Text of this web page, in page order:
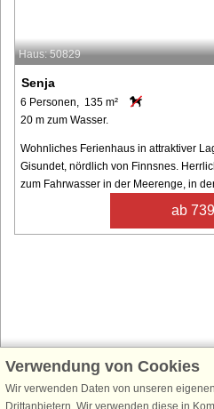
Haus: 50829
Senja
6 Personen, 135 m²
20 m zum Wasser.
Wohnliches Ferienhaus in attraktiver
Gisundet, nördlich von Finnsnes.
zum Fahrwasser in der Meerenge, in
ab
Schließen Sie sich 100.000
Erhalten Sie einen
Verwendung von Cookies
Wir verwenden Daten von unseren
Drittanbietern. Wir verwenden diese in